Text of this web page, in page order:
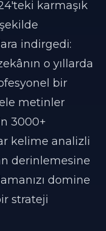
karmaşık
indirgedi:
o yıllarda
bir
metinler
3000+
kelime analizli
derinlemesine
domine
strateji